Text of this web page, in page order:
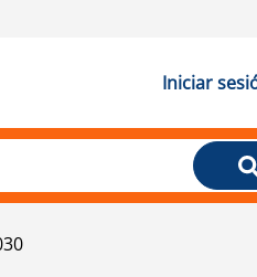
Iniciar